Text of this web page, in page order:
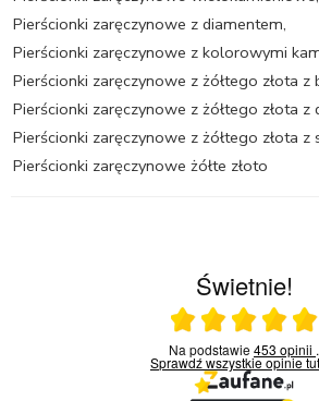
Pierścionki zaręczynowe z diamentem,
Pierścionki zaręczynowe z kolorowymi
Pierścionki zaręczynowe z żółtego złota z
Pierścionki zaręczynowe z żółtego złota z
Pierścionki zaręczynowe z żółtego złota z
Pierścionki zaręczynowe żółte złoto
Świetnie!
Ocena
Na podstawie453 opinii .
Sprawdź wszystkie opinie